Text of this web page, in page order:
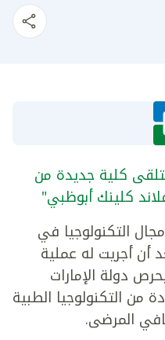
كلية جديدة من
كلينك أبوظبي"
التكنولوجيا في
أن أجريت له عملية
دولة الإمارات
من التكنولوجيا الطبية
المرضى.